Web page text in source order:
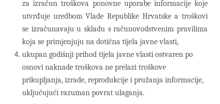
za izračun troškova ponovne uporabe informacije koje
utvrđuje uredbom Vlade Republike Hrvatske a troškovi
se izračunavaju u skladu s računovodstvenim pravilima
koja se primjenjuju na dotična tijela javne vlasti,
ukupan godišnji prihod tijela javne vlasti ostvaren po
osnovi naknade troškova ne prelazi troškove
prikupljanja, izrade, reprodukcije i pružanja informacije,
uključujući razuman povrat ulaganja.